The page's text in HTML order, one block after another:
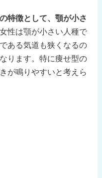
特徴として、顎が小さ
性は顎が小さい人種で
ある気道も狭くなるの
ります。特に痩せ型の
が鳴りやすいと考えら